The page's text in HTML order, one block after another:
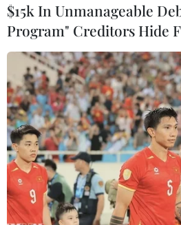
(Ảnh minh họa. Nguồn:
Ngày 7/6, ông Tạ Công
Kiểm lâm Khu vực X (Chi
Quảng Ngãi), cho hay lực
cơ bản khống chế, dập tắt
tại khu vực rừng phi lao
$15k In Unmanageable
Program" Creditors Hide